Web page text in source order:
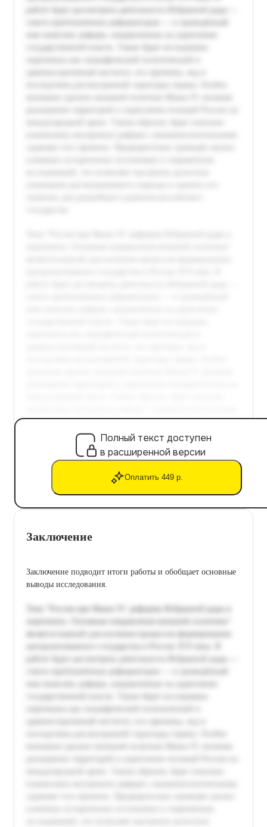
Полный текст доступен
в расширенной версии
Оплатить 449 р.
Заключение
Заключение подводит итоги работы и обобщает основные
выводы исследования.